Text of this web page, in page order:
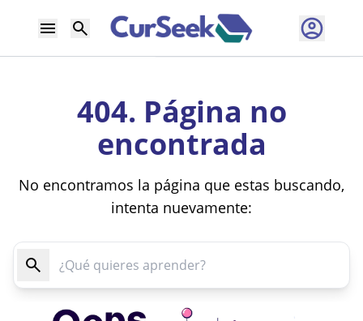
404. Página no
encontrada
No encontramos la página que estas buscando,
intenta nuevamente: